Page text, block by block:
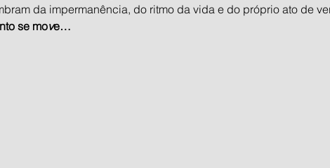
da impermanência, do ritmo da vida e do próprio ato de
se move…